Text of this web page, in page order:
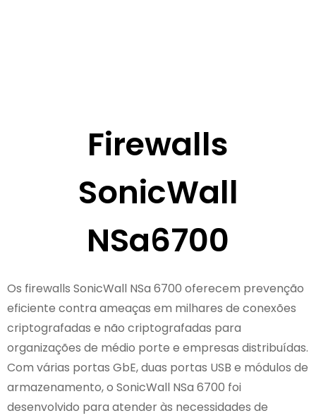
Firewalls
SonicWall
NSa6700
Os firewalls SonicWall NSa 6700 oferecem prevenção
eficiente contra ameaças em milhares de conexões
criptografadas e não criptografadas para
organizações de médio porte e empresas distribuídas.
Com várias portas GbE, duas portas USB e módulos de
armazenamento, o SonicWall NSa 6700 foi
desenvolvido para atender às necessidades de